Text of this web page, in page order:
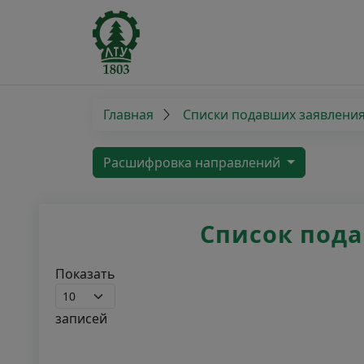
Главная Списки подавших заявления
Расшифровка направлений
Список
Показать
записей